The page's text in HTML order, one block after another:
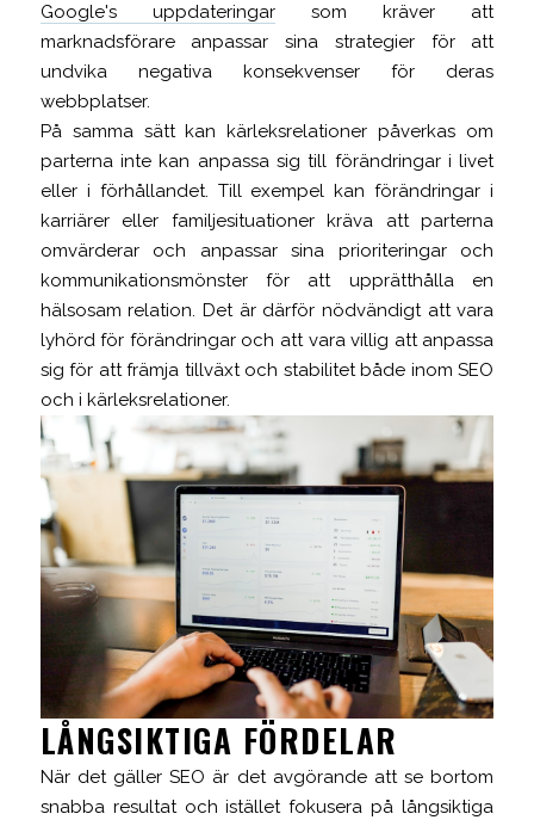
Google's uppdateringarsom kräver att
marknadsförare anpassar sina strategier för att
undvika negativa konsekvenser för deras
webbplatser.
På samma sätt kan kärleksrelationer påverkas om
parterna inte kan anpassa sig till förändringar i livet
eller i förhållandet. Till exempel kan förändringar i
karriärer eller familjesituationer kräva att parterna
omvärderar och anpassar sina prioriteringar och
kommunikationsmönster för att upprätthålla en
hälsosam relation. Det är därför nödvändigt att vara
lyhörd för förändringar och att vara villig att anpassa
sig för att främja tillväxt och stabilitet både inom SEO
och i kärleksrelationer.
LÅNGSIKTIGA FÖRDELAR
När det gäller SEO är det avgörande att se bortom
snabba resultat och istället fokusera på långsiktiga